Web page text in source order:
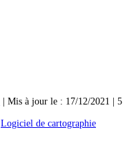
| Mis à jour le : 17/12/2021 | 5
Logiciel de cartographie